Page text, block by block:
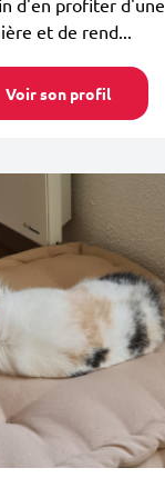
d'en profiter d'une
et de rend...
Voir son profil